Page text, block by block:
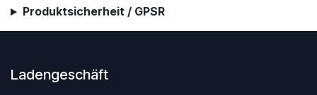
Produktsicherheit / GPSR
Ladengeschäft